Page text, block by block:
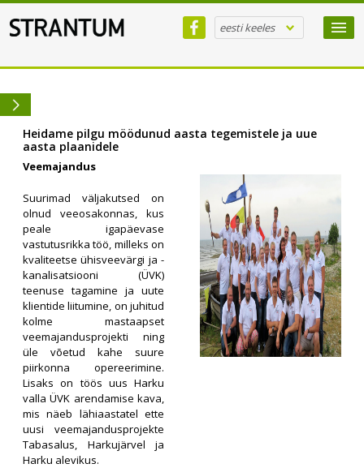
eesti keeles
Heidame pilgu möödunud aasta tegemistele ja uue
aasta plaanidele
Veemajandus
Suurimad väljakutsed on
olnud veeosakonnas, kus
peale igapäevase
vastutusrikka töö, milleks on
kvaliteetse ühisveevärgi ja -
kanalisatsiooni (ÜVK)
teenuse tagamine ja uute
klientide liitumine, on juhitud
kolme mastaapset
veemajandusprojekti ning
üle võetud kahe suure
piirkonna opereerimine.
Lisaks on töös uus Harku
valla ÜVK arendamise kava,
mis näeb lähiaastatel ette
uusi veemajandusprojekte
Tabasalus, Harkujärvel ja
Harku alevikus.